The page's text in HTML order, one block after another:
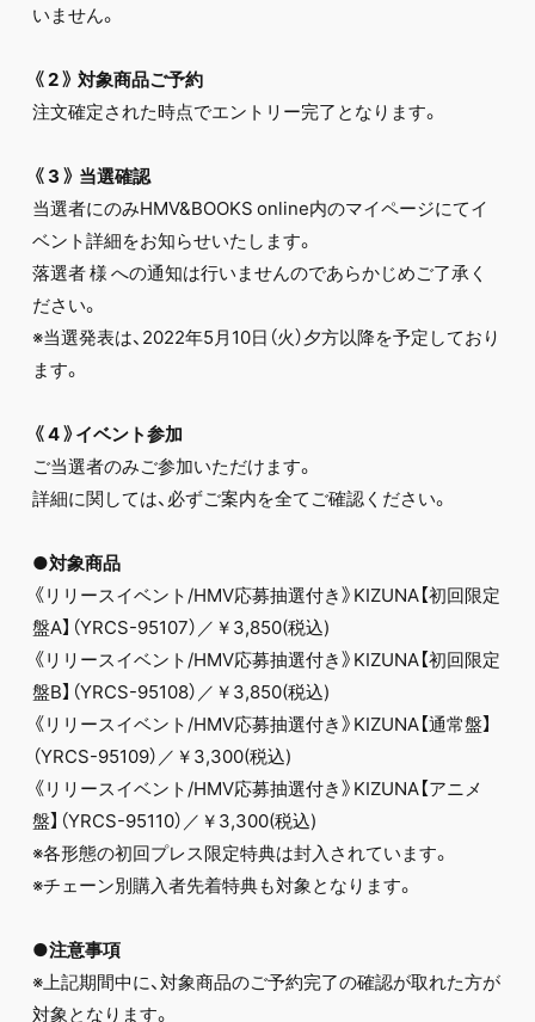
いません。
《2》 対象商品ご予約
注文確定された時点でエントリー完了となります。
《3》 当選確認
当選者にのみHMV&BOOKS online内のマイページにてイ
ベント詳細をお知らせいたします。
落選者 様 への通知は行いませんのであらかじめご了承く
ださい。
※当選発表は、2022年5月10日（火）夕方以降を予定しており
ます。
《4》イベント参加
ご当選者のみご参加いただけます。
詳細に関しては、必ずご案内を全てご確認ください。
●対象商品
《リリースイベント/HMV応募抽選付き》KIZUNA【初回限定
盤A】（YRCS-95107）／￥3,850(税込)
《リリースイベント/HMV応募抽選付き》KIZUNA【初回限定
盤B】（YRCS-95108）／￥3,850(税込)
《リリースイベント/HMV応募抽選付き》KIZUNA【通常盤】
（YRCS-95109）／￥3,300(税込)
《リリースイベント/HMV応募抽選付き》KIZUNA【アニメ
盤】（YRCS-95110）／￥3,300(税込)
※各形態の初回プレス限定特典は封入されています。
※チェーン別購入者先着特典も対象となります。
●注意事項
※上記期間中に、対象商品のご予約完了の確認が取れた方が
対象となります。